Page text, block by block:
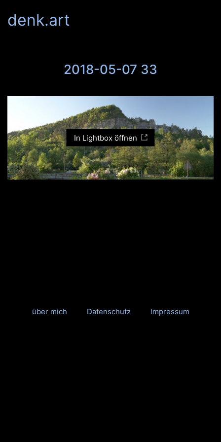
denk.art
2018-05-07 33
In Lightbox öffnen
über mich Datenschutz Impressum